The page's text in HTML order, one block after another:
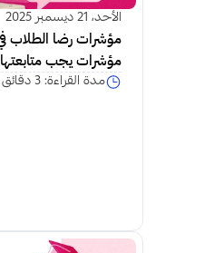
الأحد، 21 ديسمبر 2025
مؤشرات يجب متابعتها
مدة القراءة: 3 دقائق